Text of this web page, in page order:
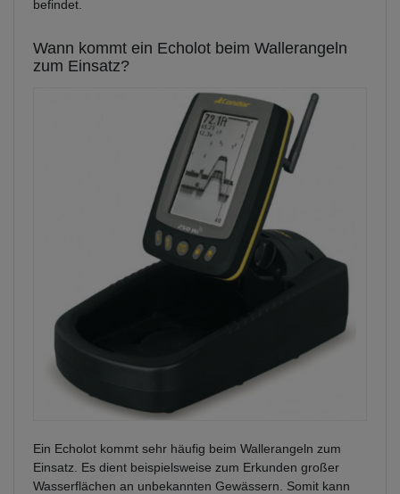
befindet.
Wann kommt ein Echolot beim Wallerangeln
zum Einsatz?
Ein Echolot kommt sehr häufig beim Wallerangeln zum
Einsatz. Es dient beispielsweise zum Erkunden großer
Wasserflächen an unbekannten Gewässern. Somit kann